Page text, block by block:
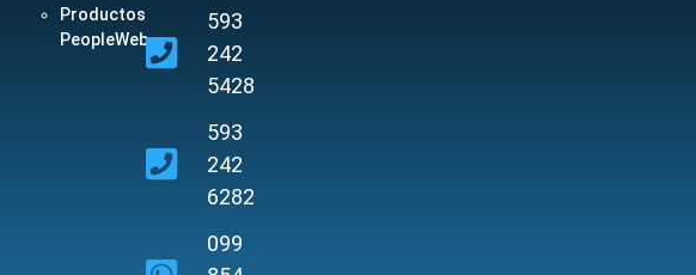
Productos
PeopleWeb
593
242
5428
593
242
6282
099